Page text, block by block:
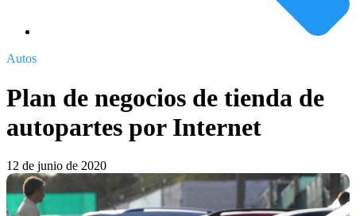
Autos
Plan de negocios de tienda de
autopartes por Internet
12 de junio de 2020